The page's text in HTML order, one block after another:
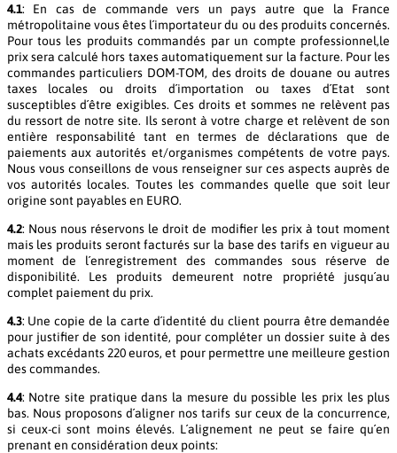
4.1: En cas de commande vers un pays autre que la France
métropolitaine vous êtes l´importateur du ou des produits concernés.
Pour tous les produits commandés par un compte professionnel,le
prix sera calculé hors taxes automatiquement sur la facture. Pour les
commandes particuliers DOM-TOM, des droits de douane ou autres
taxes locales ou droits d´importation ou taxes d´Etat sont
susceptibles d´être exigibles. Ces droits et sommes ne relèvent pas
du ressort de notre site. Ils seront à votre charge et relèvent de son
entière responsabilité tant en termes de déclarations que de
paiements aux autorités et/organismes compétents de votre pays.
Nous vous conseillons de vous renseigner sur ces aspects auprès de
vos autorités locales. Toutes les commandes quelle que soit leur
origine sont payables en EURO.
4.2: Nous nous réservons le droit de modifier les prix à tout moment
mais les produits seront facturés sur la base des tarifs en vigueur au
moment de l´enregistrement des commandes sous réserve de
disponibilité. Les produits demeurent notre propriété jusqu´au
complet paiement du prix.
4.3: Une copie de la carte d´identité du client pourra être demandée
pour justifier de son identité, pour compléter un dossier suite à des
achats excédants 220 euros, et pour permettre une meilleure gestion
des commandes.
4.4: Notre site pratique dans la mesure du possible les prix les plus
bas. Nous proposons d´aligner nos tarifs sur ceux de la concurrence,
si ceux-ci sont moins élevés. L´alignement ne peut se faire qu´en
prenant en considération deux points: